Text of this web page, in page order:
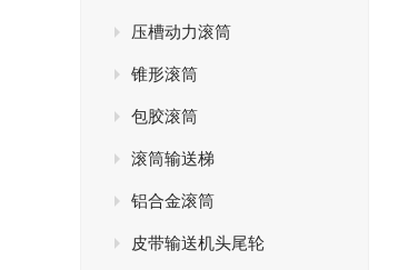
压槽动力滚筒
锥形滚筒
包胶滚筒
滚筒输送梯
铝合金滚筒
皮带输送机头尾轮